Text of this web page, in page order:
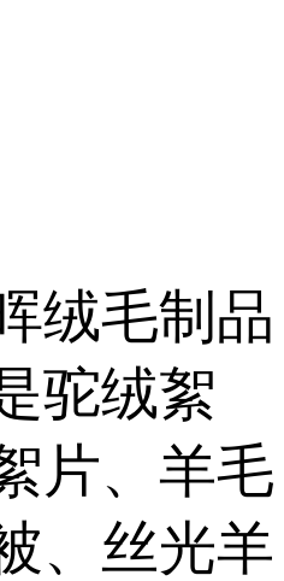
绒毛制品
驼绒絮
片、羊毛
、丝光羊